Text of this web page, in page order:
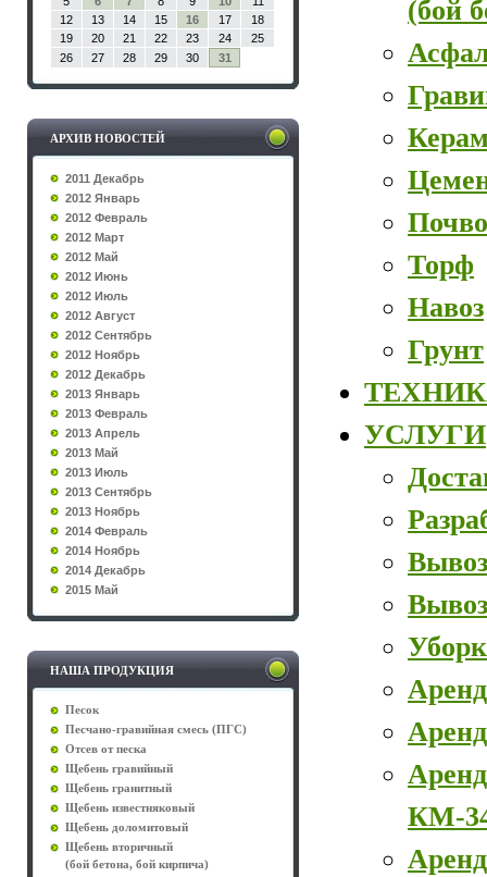
12
13 14 15 16 17
18
19
20 21 22 23 24
25
26
27 28 29 30 31
АРХИВ НОВОСТЕЙ
2011 Декабрь
2012 Январь
2012 Февраль
2012 Март
2012 Май
2012 Июнь
2012 Июль
2012 Август
2012 Сентябрь
2012 Ноябрь
2012 Декабрь
2013 Январь
2013 Февраль
2013 Апрель
2013 Май
2013 Июль
2013 Сентябрь
2013 Ноябрь
2014 Февраль
2014 Ноябрь
2014 Декабрь
2015 Май
НАША ПРОДУКЦИЯ
Песок
Песчано-гравийная смесь (ПГС)
Отсев от песка
Щебень гравийный
Щебень гранитный
Щебень известняковый
Щебень доломитовый
Щебень вторичный
(бой бетона, бой кирпича)
(бой
Торф
Навоз
Грунт
УСЛУГИ
КМ-